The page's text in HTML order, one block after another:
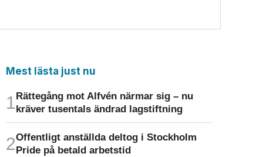
Mest lästa just nu
Rättegång mot Alfvén närmar sig – nu
kräver tusentals ändrad lagstiftning
Offentligt anställda deltog i Stockholm
Pride på betald arbetstid